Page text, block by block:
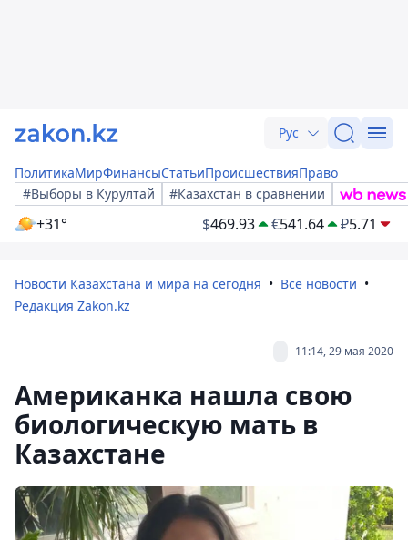
Рус
ПолитикаМирФинансыСтатьиПроисшествияПраво
#Выборы в Курултай
#Казахстан в сравнении
+31° $469.93 €541.64 ₽5.71
Новости Казахстана и мира на сегодня
Все новости
Редакция Zakon.kz
11:14, 29 мая 2020
Американка нашла свою
биологическую мать в
Казахстане